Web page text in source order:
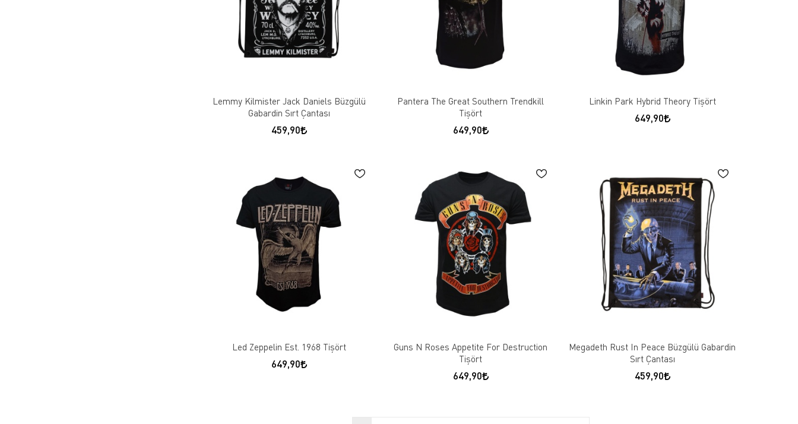
Lemmy Kilmister Jack Daniels Büzgülü
Gabardin Sırt Çantası
459,90
Pantera The Great Southern Trendkill
Tişört
649,90
Linkin Park Hybrid Theory Tişört
649,90
Led Zeppelin Est. 1968 Tişört
649,90
Guns N Roses Appetite For Destruction
Tişört
649,90
Megadeth Rust In Peace Büzgülü Gabardin
Sırt Çantası
459,90